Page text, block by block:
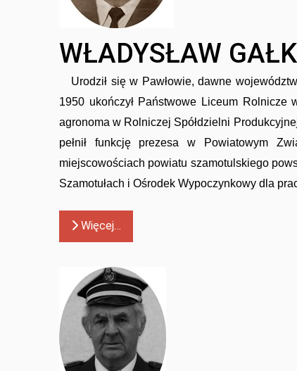
WŁADYSŁAW
Urodził się w Pawłowie, dawne
1950 ukończył Państwowe Liceum
agronoma w Rolniczej Spółdzielni
pełnił funkcję prezesa w Powiatowym
miejscowościach powiatu szamotulskiego
Szamotułach i Ośrodek Wypoczynkowy dla
Więcej…
Towarzystwo Miłośników Wilna i Ziemi